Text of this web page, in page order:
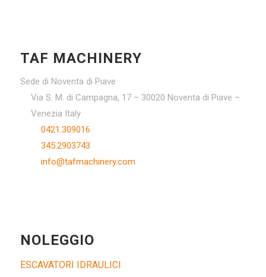
TAF MACHINERY
Sede di Noventa di Piave
Via S. M. di Campagna, 17 – 30020 Noventa di Piave –
Venezia Italy
0421.309016
345.2903743
info@tafmachinery.com
NOLEGGIO
ESCAVATORI IDRAULICI